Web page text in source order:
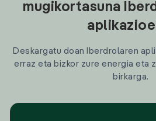
mugikortasuna
Deskargatu doan Iberdrolaren
erraz eta bizkor zure energia eta
birkarga.